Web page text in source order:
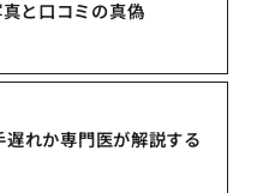
と口コミの真偽
れか専門医が解説する